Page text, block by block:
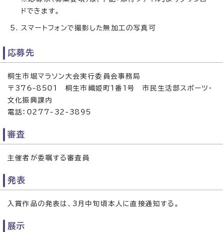
ドできます。
スマートフォンで撮影した無加工の写真可
応募先
桐生市堀マラソン大会実行委員会事務局
〒376-8501 桐生市織姫町1番1号 市民生活部スポーツ・
文化振興課内
電話：0277-32-3895
審査
主催者が委嘱する審査員
発表
入賞作品の発表は、3月中旬頃本人に直接通知する。
展示